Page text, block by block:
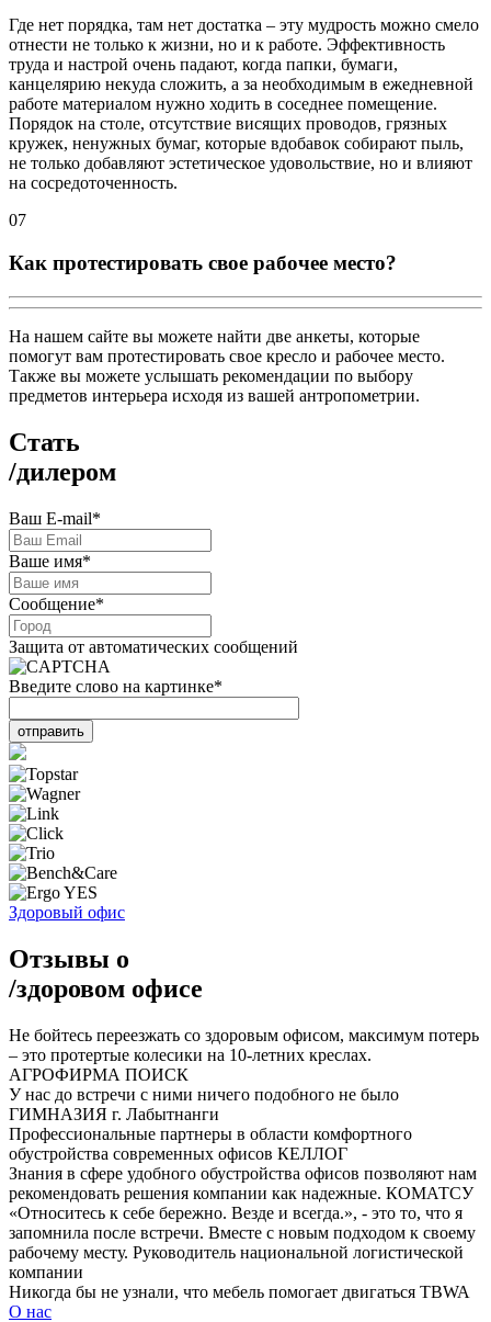
Где нет порядка, там нет достатка – эту мудрость можно смело
отнести не только к жизни, но и к работе. Эффективность
труда и настрой очень падают, когда папки, бумаги,
канцелярию некуда сложить, а за необходимым в ежедневной
работе материалом нужно ходить в соседнее помещение.
Порядок на столе, отсутствие висящих проводов, грязных
кружек, ненужных бумаг, которые вдобавок собирают пыль,
не только добавляют эстетическое удовольствие, но и влияют
на сосредоточенность.
07
Как протестировать свое рабочее место?
На нашем сайте вы можете найти две анкеты, которые
помогут вам протестировать свое кресло и рабочее место.
Также вы можете услышать рекомендации по выбору
предметов интерьера исходя из вашей антропометрии.
Стать
/дилером
Ваш E-mail*
Ваше имя*
Сообщение*
Защита от автоматических сообщений
Введите слово на картинке*
Здоровый офис
Отзывы о
/здоровом офисе
Не бойтесь переезжать со здоровым офисом, максимум потерь
– это протертые колесики на 10-летних креслах.
АГРОФИРМА ПОИСК
У нас до встречи с ними ничего подобного не было
ГИМНАЗИЯ г. Лабытнанги
Профессиональные партнеры в области комфортного
обустройства современных офисов КЕЛЛОГ
Знания в сфере удобного обустройства офисов позволяют нам
рекомендовать решения компании как надежные. КОМАТСУ
«Относитесь к себе бережно. Везде и всегда.», - это то, что я
запомнила после встречи. Вместе с новым подходом к своему
рабочему месту. Руководитель национальной логистической
компании
Никогда бы не узнали, что мебель помогает двигаться TBWA
О нас